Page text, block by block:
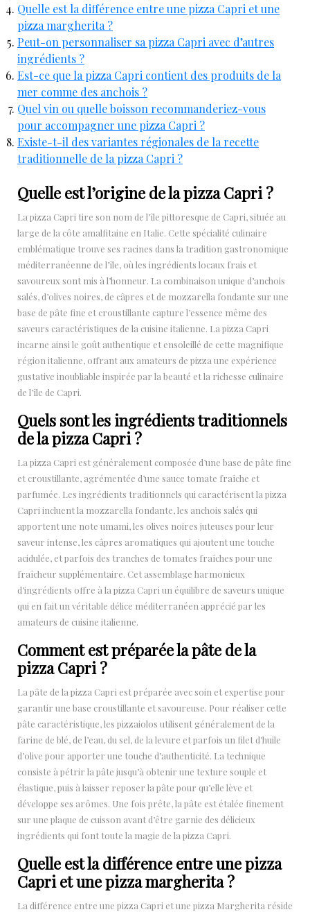
Quelle est la différence entre une pizza Capri et une
pizza margherita ?
Peut-on personnaliser sa pizza Capri avec d’autres
ingrédients ?
Est-ce que la pizza Capri contient des produits de la
mer comme des anchois ?
Quel vin ou quelle boisson recommanderiez-vous
pour accompagner une pizza Capri ?
Existe-t-il des variantes régionales de la recette
traditionnelle de la pizza Capri ?
Quelle est l’origine de la pizza Capri ?
La pizza Capri tire son nom de l’île pittoresque de Capri, située au
large de la côte amalfitaine en Italie. Cette spécialité culinaire
emblématique trouve ses racines dans la tradition gastronomique
méditerranéenne de l’île, où les ingrédients locaux frais et
savoureux sont mis à l’honneur. La combinaison unique d’anchois
salés, d’olives noires, de câpres et de mozzarella fondante sur une
base de pâte fine et croustillante capture l’essence même des
saveurs caractéristiques de la cuisine italienne. La pizza Capri
incarne ainsi le goût authentique et ensoleillé de cette magnifique
région italienne, offrant aux amateurs de pizza une expérience
gustative inoubliable inspirée par la beauté et la richesse culinaire
de l’île de Capri.
Quels sont les ingrédients traditionnels
de la pizza Capri ?
La pizza Capri est généralement composée d’une base de pâte fine
et croustillante, agrémentée d’une sauce tomate fraîche et
parfumée. Les ingrédients traditionnels qui caractérisent la pizza
Capri incluent la mozzarella fondante, les anchois salés qui
apportent une note umami, les olives noires juteuses pour leur
saveur intense, les câpres aromatiques qui ajoutent une touche
acidulée, et parfois des tranches de tomates fraîches pour une
fraîcheur supplémentaire. Cet assemblage harmonieux
d’ingrédients offre à la pizza Capri un équilibre de saveurs unique
qui en fait un véritable délice méditerranéen apprécié par les
amateurs de cuisine italienne.
Comment est préparée la pâte de la
pizza Capri ?
La pâte de la pizza Capri est préparée avec soin et expertise pour
garantir une base croustillante et savoureuse. Pour réaliser cette
pâte caractéristique, les pizzaiolos utilisent généralement de la
farine de blé, de l’eau, du sel, de la levure et parfois un filet d’huile
d’olive pour apporter une touche d’authenticité. La technique
consiste à pétrir la pâte jusqu’à obtenir une texture souple et
élastique, puis à laisser reposer la pâte pour qu’elle lève et
développe ses arômes. Une fois prête, la pâte est étalée finement
sur une plaque de cuisson avant d’être garnie des délicieux
ingrédients qui font toute la magie de la pizza Capri.
Quelle est la différence entre une pizza
Capri et une pizza margherita ?
La différence entre une pizza Capri et une pizza Margherita réside